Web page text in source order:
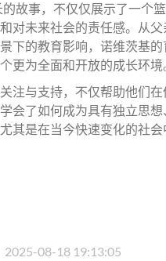
故事，不仅仅展示了一个
对未来社会的责任感。从
下的教育影响，诺维茨基
更为全面和开放的成长环境
注与支持，不仅帮助他们
会了如何成为具有独立思
其是在当今快速变化的社
2025-08-18 19:13:05